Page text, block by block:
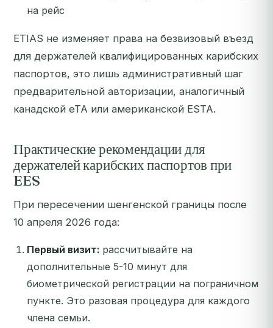
на рейс
ETIAS не изменяет права на безвизовый въезд
для держателей квалифицированных карибских
паспортов, это лишь административный шаг
предварительной авторизации, аналогичный
канадской eTA или американской ESTA.
Практические рекомендации для
держателей карибских паспортов при
EES
При пересечении шенгенской границы после
10 апреля 2026 года:
Первый визит: рассчитывайте на
дополнительные 5-10 минут для
биометрической регистрации на пограничном
пункте. Это разовая процедура для каждого
члена семьи.